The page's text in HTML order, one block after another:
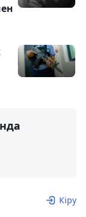
Кіру